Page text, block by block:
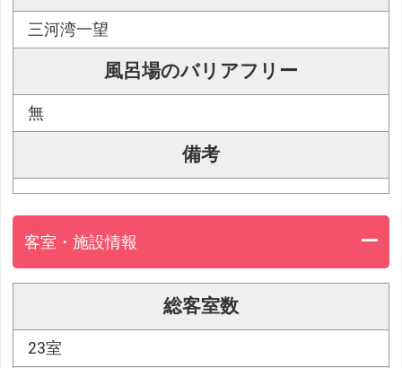
三河湾一望
風呂場のバリアフリー
無
備考
客室・施設情報
総客室数
23室